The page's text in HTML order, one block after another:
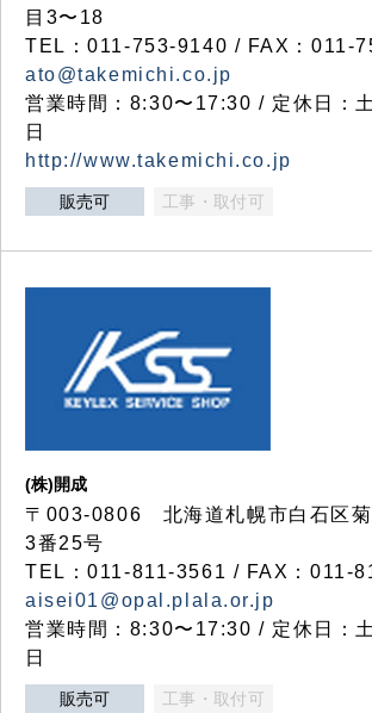
目3〜18
TEL：011-753-9140 / FAX：011-
ato@takemichi.co.jp
営業時間：8:30〜17:30 / 定休日：
日
http://www.takemichi.co.jp
販売可 工事・取付可
(株)開成
〒003-0806 北海道札幌市白石区菊
3番25号
TEL：011-811-3561 / FAX：011-
aisei01@opal.plala.or.jp
営業時間：8:30〜17:30 / 定休日：
日
販売可 工事・取付可